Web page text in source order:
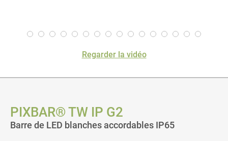
Regarder la vidéo
PIXBAR® TW IP G2
Barre de LED blanches accordables IP65